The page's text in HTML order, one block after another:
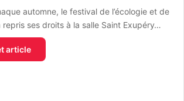
automne, le festival de l’écologie et de
repris ses droits à la salle Saint Exupéry…
article